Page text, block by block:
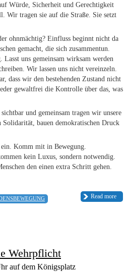
Würde, Sicherheit und Gerechtigkeit
Wir tragen sie auf die Straße. Sie setzt
ohnmächtig? Einfluss beginnt nicht da
gemacht, die sich zusammentun.
uns gemeinsam wirksam werden
Wir lassen uns nicht vereinzeln.
dass wir den bestehenden Zustand nicht
gewaltfrei die Kontrolle über das, was
und gemeinsam tragen wir unsere
bauen demokratischen Druck
Komm mit in Bewegung.
kein Luxus, sondern notwendig.
den einen extra Schritt gehen.
Read more
Wehrpflicht
auf dem Königsplatz